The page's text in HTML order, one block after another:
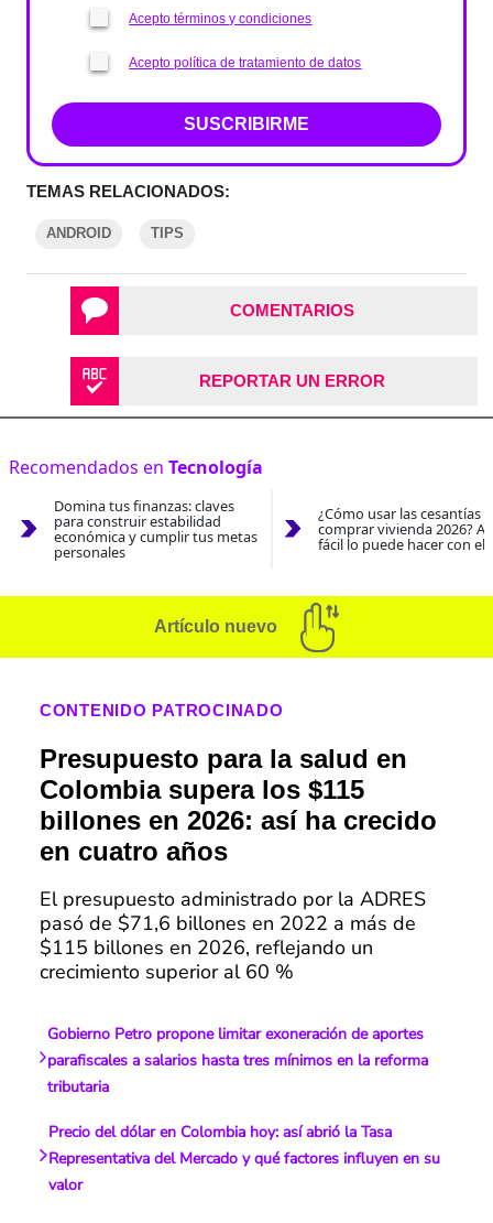
Acepto términos y condiciones
Acepto política de tratamiento de datos
SUSCRIBIRME
TEMAS RELACIONADOS:
ANDROID TIPS
COMENTARIOS
REPORTAR UN ERROR
Recomendados en Tecnología
Domina tus finanzas: claves
para construir estabilidad
económica y cumplir tus metas
personales
¿Cómo usar las cesantías
comprar vivienda 2026?
fácil lo puede hacer con el
Artículo nuevo
CONTENIDO PATROCINADO
Presupuesto para la salud en
Colombia supera los $115
billones en 2026: así ha crecido
en cuatro años
El presupuesto administrado por la ADRES
pasó de $71,6 billones en 2022 a más de
$115 billones en 2026, reflejando un
crecimiento superior al 60 %
Gobierno Petro propone limitar exoneración de aportes
parafiscales a salarios hasta tres mínimos en la reforma
tributaria
Precio del dólar en Colombia hoy: así abrió la Tasa
Representativa del Mercado y qué factores influyen en su
valor